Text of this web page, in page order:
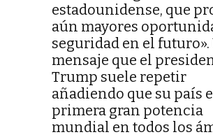
estadounidense, que
aún mayores
seguridad en el futuro».
mensaje que el
Trump suele repetir
añadiendo que su país
primera gran potencia
mundial en todos los